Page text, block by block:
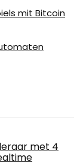
mit Bitcoin
met 4